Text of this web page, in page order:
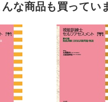
な商品も買ってい